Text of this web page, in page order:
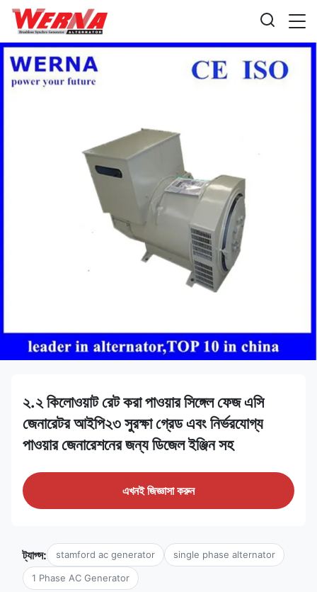
২.২ কিলোওয়াট রেট করা পাওয়ার সিঙ্গেল ফেজ এসি
জেনারেটর আইপি২৩ সুরক্ষা গ্রেড এবং নির্ভরযোগ্য
পাওয়ার জেনারেশনের জন্য ডিজেল ইঞ্জিন সহ
এখনই জিজ্ঞাসা করুন
ট্যাগ্স: stamford ac generator single phase alternator
1 Phase AC Generator